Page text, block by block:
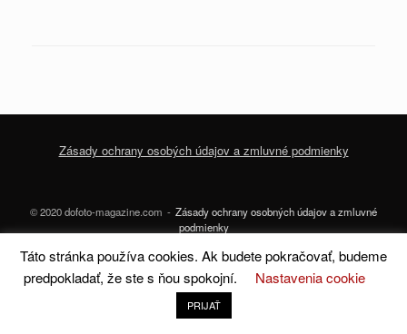
Zásady ochrany osobých údajov a zmluvné podmienky
© 2020 dofoto-magazine.com
Zásady ochrany osobných údajov a zmluvné
podmienky
ASiteOriginTheme
Táto stránka používa cookies. Ak budete pokračovať, budeme
predpokladať, že ste s ňou spokojní.
Nastavenia cookie
PRIJAŤ